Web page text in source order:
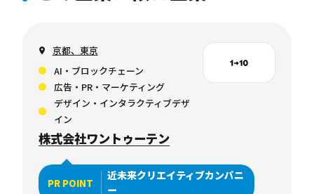
京都、東京
AI・ブロックチェーン
広告・PR・マーケティング
デザイン・インタラクティブデザ
イン
株式会社ワントゥーテン
PR POINT
近未来クリエイティブカンパニ
ー